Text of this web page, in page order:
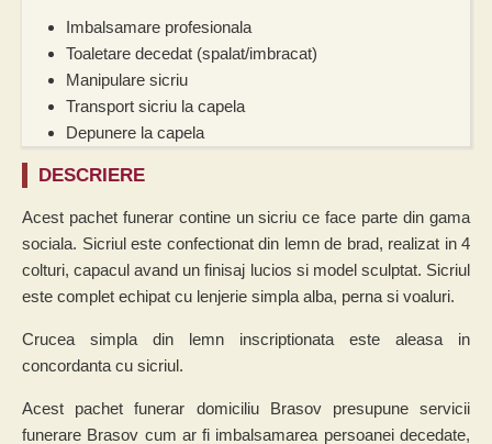
Imbalsamare profesionala
Toaletare decedat (spalat/imbracat)
Manipulare sicriu
Transport sicriu la capela
Depunere la capela
DESCRIERE
Acest pachet funerar contine un sicriu ce face parte din gama
sociala. Sicriul este confectionat din lemn de brad, realizat in 4
colturi, capacul avand un finisaj lucios si model sculptat. Sicriul
este complet echipat cu lenjerie simpla alba, perna si voaluri.
Crucea simpla din lemn inscriptionata este aleasa in
concordanta cu sicriul.
Acest pachet funerar domiciliu Brasov presupune servicii
funerare Brasov cum ar fi imbalsamarea persoanei decedate,